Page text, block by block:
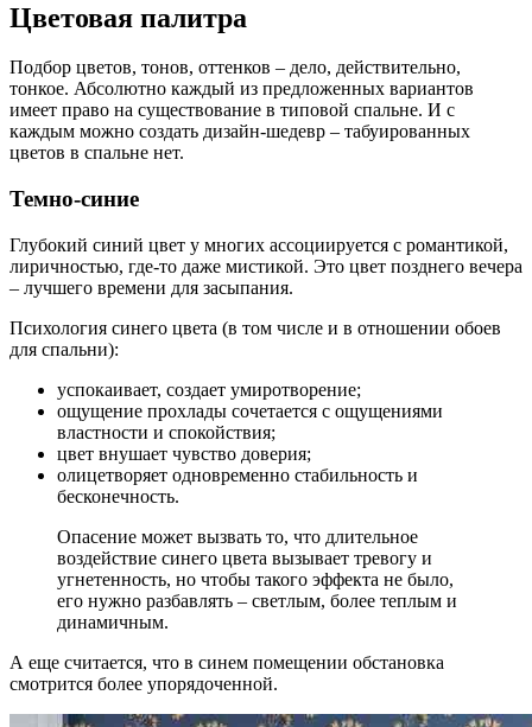
Цветовая палитра
Подбор цветов, тонов, оттенков – дело, действительно,
тонкое. Абсолютно каждый из предложенных вариантов
имеет право на существование в типовой спальне. И с
каждым можно создать дизайн-шедевр – табуированных
цветов в спальне нет.
Темно-синие
Глубокий синий цвет у многих ассоциируется с романтикой,
лиричностью, где-то даже мистикой. Это цвет позднего вечера
– лучшего времени для засыпания.
Психология синего цвета (в том числе и в отношении обоев
для спальни):
успокаивает, создает умиротворение;
ощущение прохлады сочетается с ощущениями
властности и спокойствия;
цвет внушает чувство доверия;
олицетворяет одновременно стабильность и
бесконечность.
Опасение может вызвать то, что длительное
воздействие синего цвета вызывает тревогу и
угнетенность, но чтобы такого эффекта не было,
его нужно разбавлять – светлым, более теплым и
динамичным.
А еще считается, что в синем помещении обстановка
смотрится более упорядоченной.